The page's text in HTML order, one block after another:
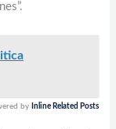
by Inline Related Posts